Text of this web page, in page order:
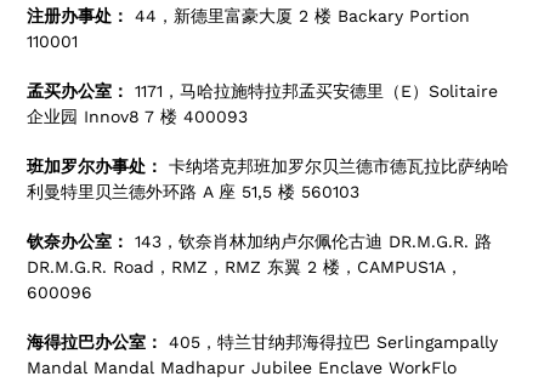
注册办事处：
44，新德里富豪大厦 2 楼 Backary Portion
110001
孟买办公室：
1171，马哈拉施特拉邦孟买安德里（E）Solitaire
企业园 Innov8 7 楼 400093
班加罗尔办事处：
卡纳塔克邦班加罗尔贝兰德市德瓦拉比萨纳哈
利曼特里贝兰德外环路 A 座 51,5 楼 560103
钦奈办公室：
143，钦奈肖林加纳卢尔佩伦古迪 DR.M.G.R. 路
DR.M.G.R. Road，RMZ，RMZ 东翼 2 楼，CAMPUS1A，
600096
海得拉巴办公室：
405，特兰甘纳邦海得拉巴 Serlingampally
Mandal Mandal Madhapur Jubilee Enclave WorkFlo